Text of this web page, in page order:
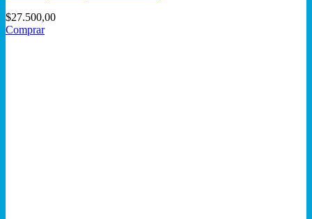
$27.500,00
Comprar